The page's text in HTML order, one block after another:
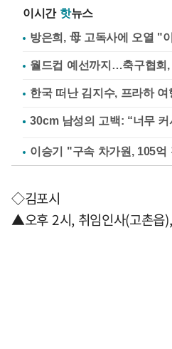
이시간 핫뉴스
방은희, 母 고독사에 오열 "
월드컵 예선까지…축구협회
한국 떠난 김지수, 프라하
이승기 "구속 차가원, 105억
◇김포시
▲오후 2시, 취임인사(고촌읍